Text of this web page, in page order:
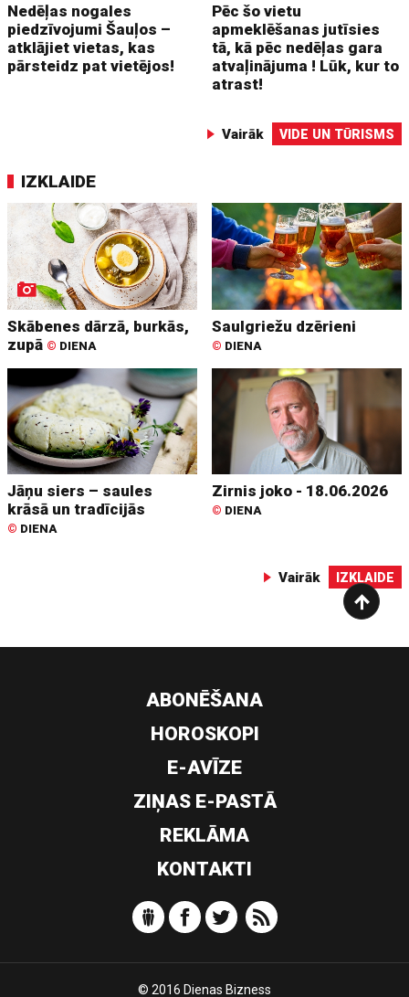
Nedēļas nogales
piedzīvojumi Šauļos –
atklājiet vietas, kas
pārsteidz pat vietējos!
Pēc šo vietu
apmeklēšanas jutīsies
tā, kā pēc nedēļas gara
atvaļinājuma ! Lūk, kur to
atrast!
Vairāk VIDE UN TŪRISMS
IZKLAIDE
Skābenes dārzā, burkās,
zupā © DIENA
Saulgriežu dzērieni
© DIENA
Jāņu siers – saules
krāsā un tradīcijās
© DIENA
Zirnis joko - 18.06.2026
© DIENA
Vairāk IZKLAIDE
ABONĒŠANA
HOROSKOPI
E-AVĪZE
ZIŅAS E-PASTĀ
REKLĀMA
KONTAKTI
© 2016 Dienas Bizness